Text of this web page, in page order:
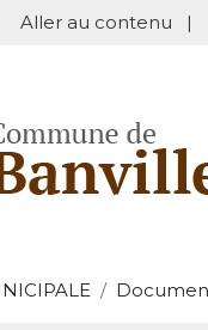
Aller au contenu |